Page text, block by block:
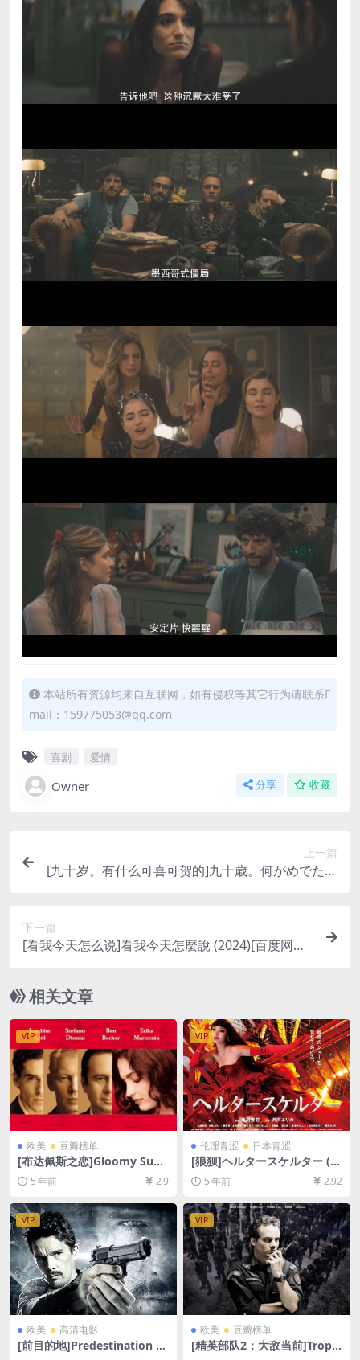
本站所有资源均来自互联网，如有侵权等其它行为请联系E
mail：159775053@qq.com
喜剧 爱情
Owner 分享 收藏
上一篇
[九十岁。有什么可喜可贺的]九十歳。何がめでたい
下一篇
[看我今天怎么说]看我今天怎麼說 (2024)[百度网盘
载][MP4/4.4GB][粤语中字]
相关文章
VIP
欧美 豆瓣榜单
[布达佩斯之恋]Gloomy Sund
ay – Ein Lied von Liebe und
Tod (1999)[百度网盘+迅雷云
盘资源1080P超清未删减][MP
4/7.3GB][中英字幕]
5 年前 2.9
VIP
伦理青涩 日本青涩
[狼狈]ヘルタースケルター (2
012)完整版[百度网盘+迅雷云
盘资源1080P超清未删减][MP
4/7.5GB][原声中日双语字幕]
【视频文件+防和谐压缩包
（含解压密码）】
5 年前 2.92
VIP
欧美 高清电影
[前目的地]Predestination (2
VIP
欧美 豆瓣榜单
[精英部队2：大敌当前]Tropa